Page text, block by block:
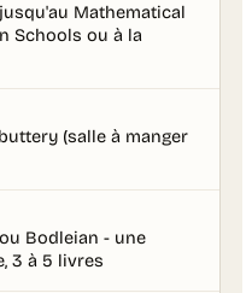
Mathematical
Schools ou à la
(salle à manger
Bodleian - une
3 à 5 livres